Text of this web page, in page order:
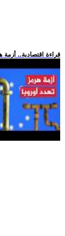
.. قراءة اقتصادية..